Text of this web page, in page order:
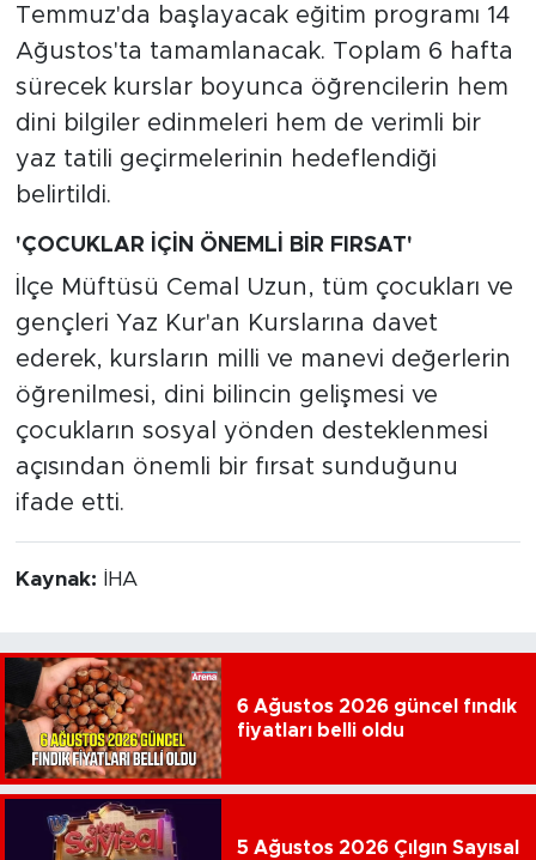
Temmuz'da başlayacak eğitim programı 14
Ağustos'ta tamamlanacak. Toplam 6 hafta
sürecek kurslar boyunca öğrencilerin hem
dini bilgiler edinmeleri hem de verimli bir
yaz tatili geçirmelerinin hedeflendiği
belirtildi.
'ÇOCUKLAR İÇİN ÖNEMLİ BİR FIRSAT'
İlçe Müftüsü Cemal Uzun, tüm çocukları ve
gençleri Yaz Kur'an Kurslarına davet
ederek, kursların milli ve manevi değerlerin
öğrenilmesi, dini bilincin gelişmesi ve
çocukların sosyal yönden desteklenmesi
açısından önemli bir fırsat sunduğunu
ifade etti.
Kaynak: İHA
6 Ağustos 2026 güncel fındık
fiyatları belli oldu
5 Ağustos 2026 Çılgın Sayısal